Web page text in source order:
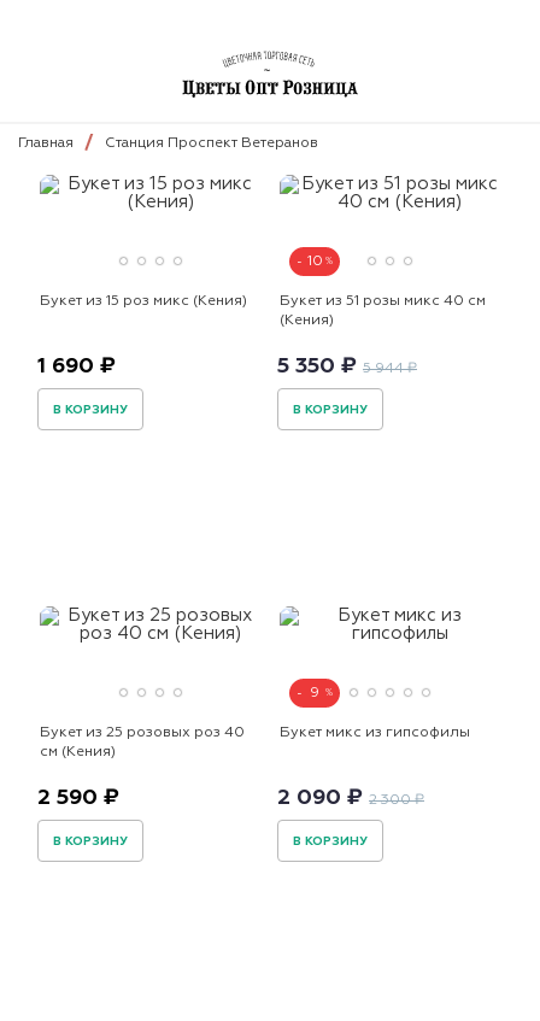
Главная Станция Проспект Ветеранов
Букет из 15 роз микс (Кения)
1 690 ₽
В КОРЗИНУ
10
Букет из 51 розы микс 40 см
(Кения)
5 350 ₽ 5 944 ₽
В КОРЗИНУ
Букет из 25 розовых роз 40
см (Кения)
2 590 ₽
В КОРЗИНУ
9
Букет микс из гипсофилы
2 090 ₽ 2 300 ₽
В КОРЗИНУ